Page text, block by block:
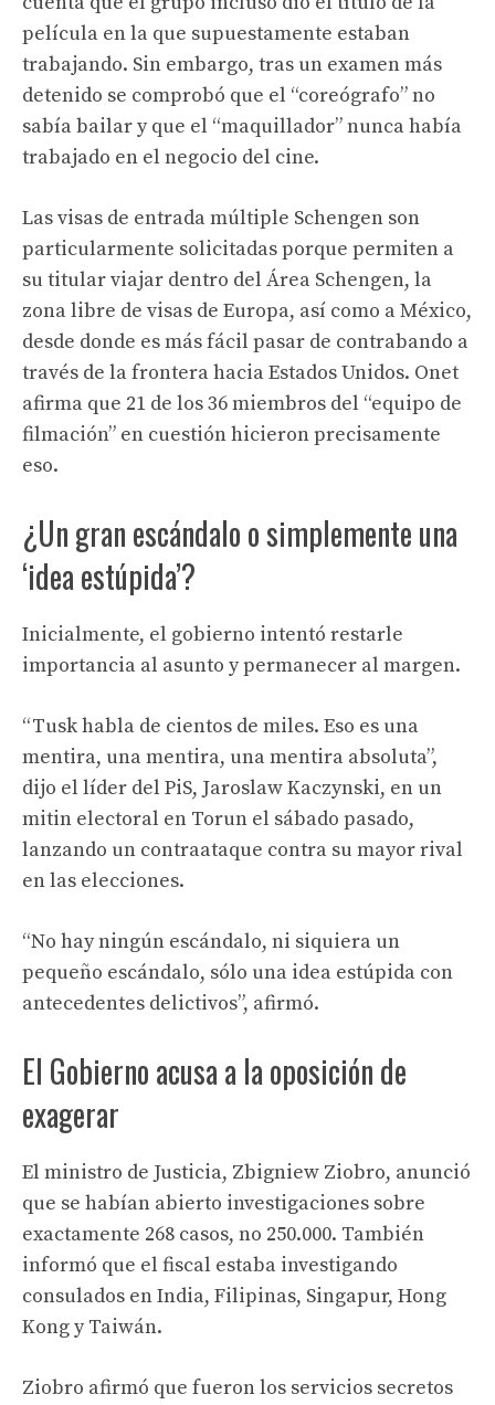
película en la que supuestamente estaban
trabajando. Sin embargo, tras un examen más
detenido se comprobó que el “coreógrafo” no
sabía bailar y que el “maquillador” nunca había
trabajado en el negocio del cine.
Las visas de entrada múltiple Schengen son
particularmente solicitadas porque permiten a
su titular viajar dentro del Área Schengen, la
zona libre de visas de Europa, así como a México,
desde donde es más fácil pasar de contrabando a
través de la frontera hacia Estados Unidos. Onet
afirma que 21 de los 36 miembros del “equipo de
filmación” en cuestión hicieron precisamente
eso.
¿Un gran escándalo o simplemente una
‘idea estúpida’?
Inicialmente, el gobierno intentó restarle
importancia al asunto y permanecer al margen.
“Tusk habla de cientos de miles. Eso es una
mentira, una mentira, una mentira absoluta”,
dijo el líder del PiS, Jaroslaw Kaczynski, en un
mitin electoral en Torun el sábado pasado,
lanzando un contraataque contra su mayor rival
en las elecciones.
“No hay ningún escándalo, ni siquiera un
pequeño escándalo, sólo una idea estúpida con
antecedentes delictivos”, afirmó.
El Gobierno acusa a la oposición de
exagerar
El ministro de Justicia, Zbigniew Ziobro, anunció
que se habían abierto investigaciones sobre
exactamente 268 casos, no 250.000. También
informó que el fiscal estaba investigando
consulados en India, Filipinas, Singapur, Hong
Kong y Taiwán.
Ziobro afirmó que fueron los servicios secretos